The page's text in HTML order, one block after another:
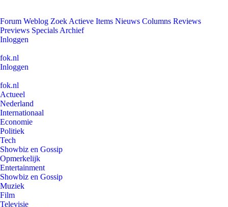
Forum Weblog Zoek Actieve Items Nieuws Columns Reviews
Previews Specials Archief
Inloggen
fok.nl
Inloggen
fok.nl
Actueel
Nederland
Internationaal
Economie
Politiek
Tech
Showbiz en Gossip
Opmerkelijk
Entertainment
Showbiz en Gossip
Muziek
Film
Televisie